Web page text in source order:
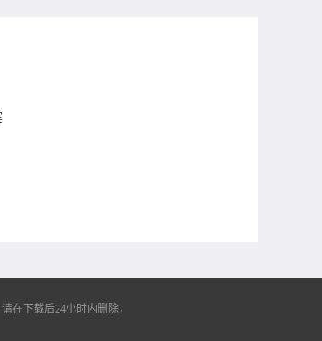
在下载后24小时内删除，